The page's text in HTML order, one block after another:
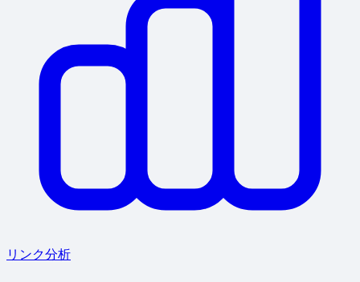
リンク分析